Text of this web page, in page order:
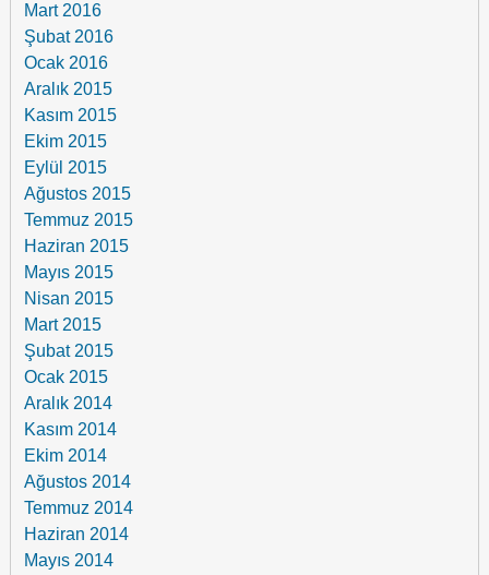
Mart 2016
Şubat 2016
Ocak 2016
Aralık 2015
Kasım 2015
Ekim 2015
Eylül 2015
Ağustos 2015
Temmuz 2015
Haziran 2015
Mayıs 2015
Nisan 2015
Mart 2015
Şubat 2015
Ocak 2015
Aralık 2014
Kasım 2014
Ekim 2014
Ağustos 2014
Temmuz 2014
Haziran 2014
Mayıs 2014